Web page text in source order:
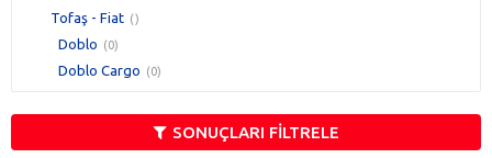
Tofaş - Fiat ()
Doblo (0)
Doblo Cargo (0)
SONUÇLARI FİLTRELE